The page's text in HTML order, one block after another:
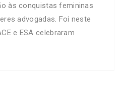
às conquistas femininas
advogadas. Foi neste
e ESA celebraram